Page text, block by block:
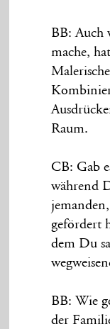
BB: Auch
mache,
Raum.
CB: Gab
während
gefördert
dem Du
BB: Wie
der